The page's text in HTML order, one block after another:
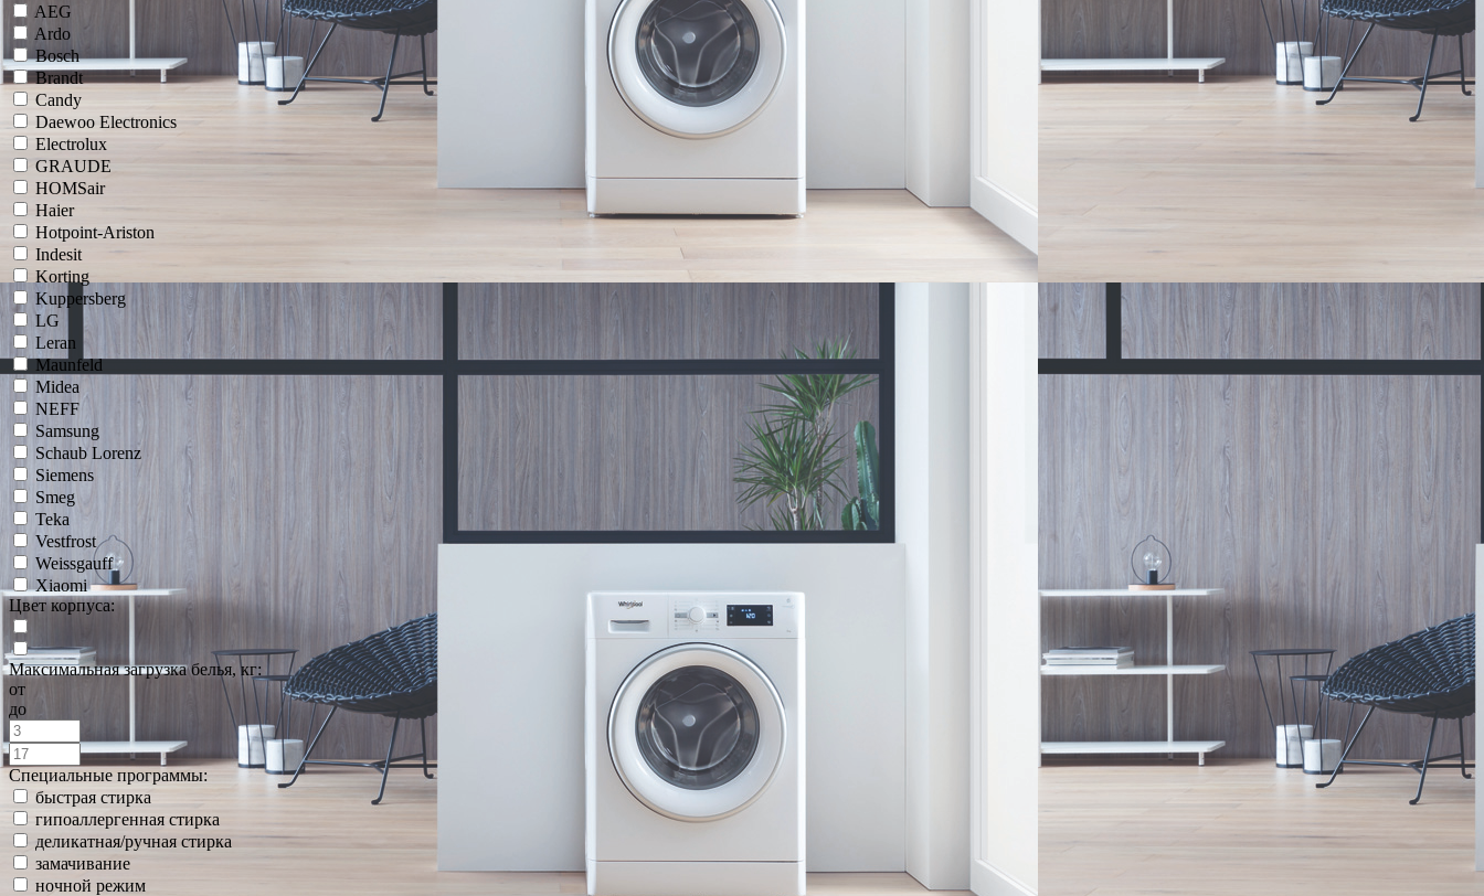
AEG
Ardo
Bosch
Brandt
Candy
Daewoo Electronics
Electrolux
GRAUDE
HOMSair
Haier
Hotpoint-Ariston
Indesit
Korting
Kuppersberg
LG
Leran
Maunfeld
Midea
NEFF
Samsung
Schaub Lorenz
Siemens
Smeg
Teka
Vestfrost
Weissgauff
Xiaomi
Цвет корпуса:
Максимальная загрузка белья, кг:
от
до
Специальные программы:
быстрая стирка
гипоаллергенная стирка
деликатная/ручная стирка
замачивание
ночной режим